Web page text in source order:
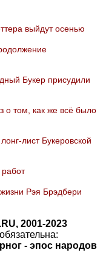
выйдут осенью
Букер присудили
о том, как же всё было
лист Букеровской
Рэя Брэдбери
2001-2023
- эпос народов